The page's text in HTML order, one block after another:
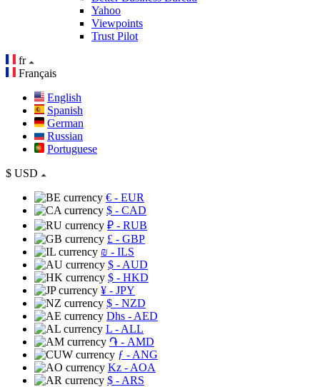
Yahoo
Viewpoints
Trust Pilot
fr
Français
English
Spanish
German
Russian
Portuguese
$ USD
€ - EUR
$ - CAD
₽ - RUB
£ - GBP
₪ - ILS
$ - AUD
$ - HKD
¥ - JPY
$ - NZD
Dhs - AED
L - ALL
֏ - AMD
ƒ - ANG
Kz - AOA
$ - ARS